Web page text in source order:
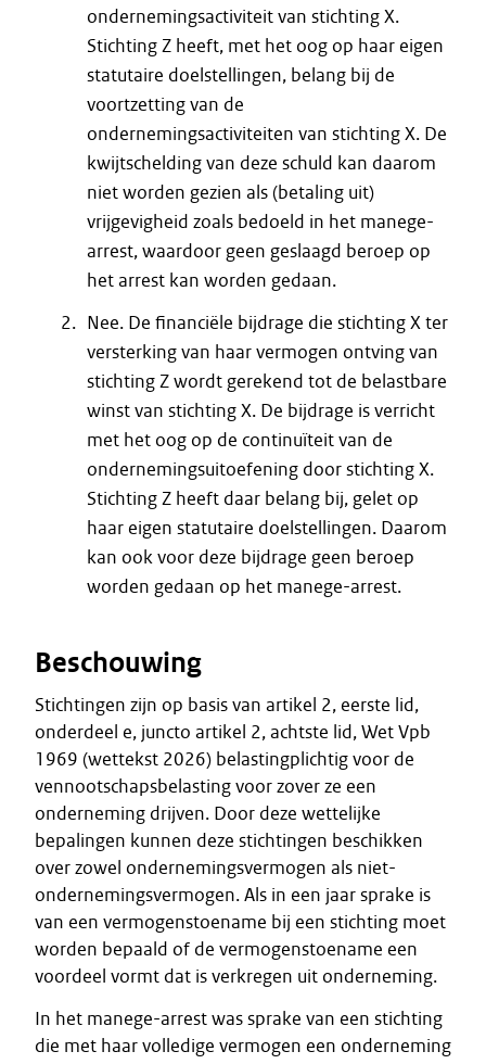
ondernemingsactiviteit van stichting X.
Stichting Z heeft, met het oog op haar eigen
statutaire doelstellingen, belang bij de
voortzetting van de
ondernemingsactiviteiten van stichting X. De
kwijtschelding van deze schuld kan daarom
niet worden gezien als (betaling uit)
vrijgevigheid zoals bedoeld in het manege-
arrest, waardoor geen geslaagd beroep op
het arrest kan worden gedaan.
Nee. De financiële bijdrage die stichting X ter
versterking van haar vermogen ontving van
stichting Z wordt gerekend tot de belastbare
winst van stichting X. De bijdrage is verricht
met het oog op de continuïteit van de
ondernemingsuitoefening door stichting X.
Stichting Z heeft daar belang bij, gelet op
haar eigen statutaire doelstellingen. Daarom
kan ook voor deze bijdrage geen beroep
worden gedaan op het manege-arrest.
Beschouwing
Stichtingen zijn op basis van artikel 2, eerste lid,
onderdeel e, juncto artikel 2, achtste lid, Wet Vpb
1969 (wettekst 2026) belastingplichtig voor de
vennootschapsbelasting voor zover ze een
onderneming drijven. Door deze wettelijke
bepalingen kunnen deze stichtingen beschikken
over zowel ondernemingsvermogen als niet-
ondernemingsvermogen. Als in een jaar sprake is
van een vermogenstoename bij een stichting moet
worden bepaald of de vermogenstoename een
voordeel vormt dat is verkregen uit onderneming.
In het manege-arrest was sprake van een stichting
die met haar volledige vermogen een onderneming